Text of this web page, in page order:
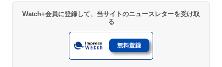
Watch+会員に登録して、当サイトのニュースレターを受け取
る